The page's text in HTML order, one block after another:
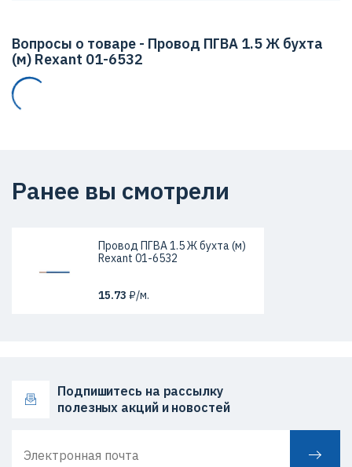
Вопросы о товаре - Провод ПГВА 1.5 Ж бухта
(м) Rexant 01-6532
Ранее вы смотрели
Провод ПГВА 1.5 Ж бухта (м)
Rexant 01-6532
15.73 ₽/м.
Подпишитесь на рассылку
полезных акций и новостей